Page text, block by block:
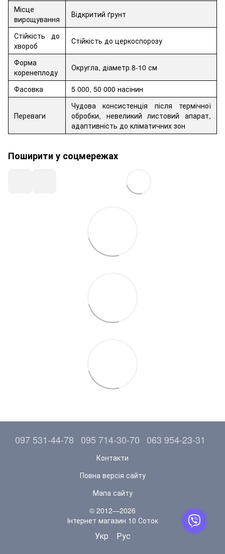
Місце
вирощування
Відкритий ґрунт
Стійкість до
хвороб
Стійкість до церкоспорозу
Форма
коренеплоду
Округла, діаметр 8-10 см
Фасовка 5 000, 50 000 насінин
Переваги
Чудова консистенція після термічної
обробки, невеликий листовий апарат,
адаптивність до кліматичних зон
Поширити у соцмережах
097 531-44-78 095 714-30-70 063 954-23-31
Контакти
Повна версія сайту
Мапа сайту
© 2012—2026
Інтернет магазин 10 Соток
Укр Рус